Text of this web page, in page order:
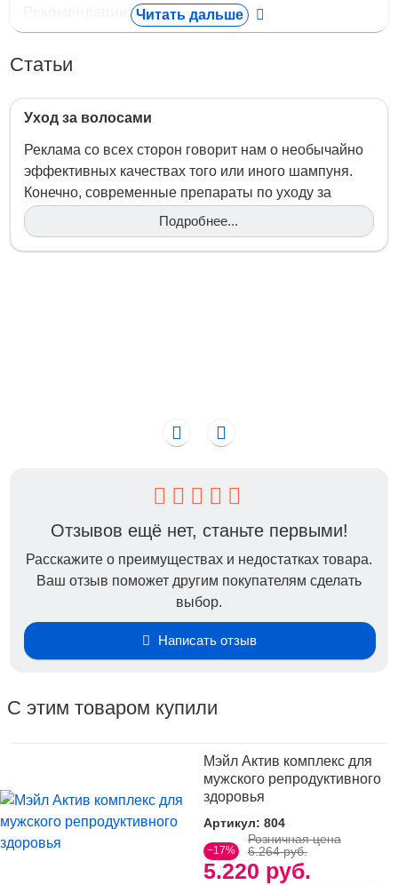
Рекомендации по применению:
Свойства:
- Масло чайного дерева дезинфицирует;
антисептическим эффектом, нормализуют
деятельность сальных желез, препятствуют
образованию перхоти;
Читать дальше
Статьи
Уход за волосами
Реклама со всех сторон говорит нам о необычайно
эффективных качествах того или иного шампуня.
Конечно, современные препараты по уходу за
волосами способны творить чудеса, но все же они
не всемогущи. Ведь сильные, блестящие волосы -
это прежде всего, здоровые волосы,
Подробнее...
Отзывов ещё нет, станьте первыми!
Расскажите о преимуществах и недостатках товара.
Ваш отзыв поможет другим покупателям сделать
выбор.
Написать отзыв
С этим товаром купили
Мэйл Актив комплекс для
мужского репродуктивного
здоровья
Артикул: 804
−17%
5.220 руб.
Розничная цена
6.264 руб.